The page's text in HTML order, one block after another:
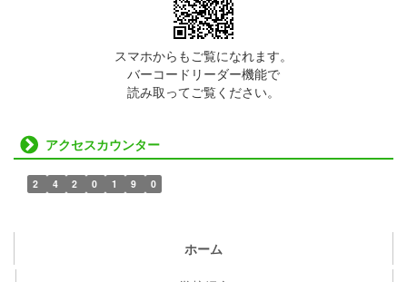
スマホからもご覧になれます。
バーコードリーダー機能で
読み取ってご覧ください。
アクセスカウンター
2 4 2 0 1 9 0
ホーム